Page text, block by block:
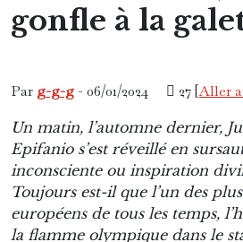
gonfle à la
Friandise Pinte 2 Foot
Par g-g-g - 06/01/2024 27 [Aller
Un matin, l’automne dernier,
Epifanio s’est réveillé en
inconsciente ou inspiration
Toujours est-il que l’un des
européens de tous les temps,
la flamme olympique dans le